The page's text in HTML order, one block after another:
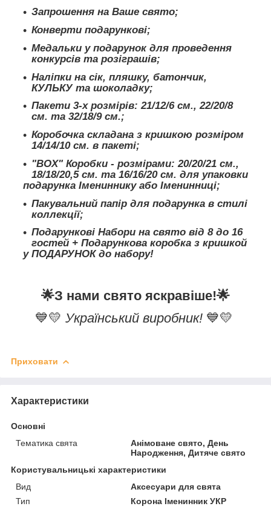
Запрошення на Ваше свято;
Конверти подарункові;
Медальки у подарунок для проведення
конкурсів та розіграшів;
Наліпки на сік, пляшку, батончик,
КУЛЬКУ та шоколадку;
Пакети 3-х розмірів: 21/12/6 см., 22/20/8
см. та 32/18/9 см.;
Коробочка складана з кришкою розміром
14/14/10 см. в пакеті;
"BOX" Коробки - розмірами: 20/20/21 см.,
18/18/20,5 см. та 16/16/20 см. для упаковки
подарунка Імениннику або Іменинниці;
Пакувальний папір для подарунка в стилі
коллекції;
Подарункові Набори на свято від 8 до 16
гостей + Подарункова коробка з кришкой
у ПОДАРУНОК до набору!
🌟З нами свято яскравіше!🌟
💙💛 Український виробник! 💙💛
Приховати
Характеристики
Основні
Тематика свята
Анімоване свято, День
Народження, Дитяче свято
Користувальницькі характеристики
Вид
Аксесуари для свята
Тип
Корона Іменинник УКР